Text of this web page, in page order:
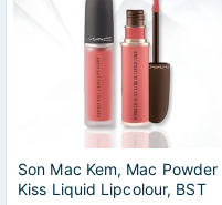
Son Mac Kem, Mac Powder
Kiss Liquid Lipcolour, BST